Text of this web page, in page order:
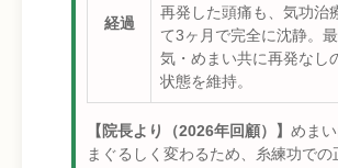
経過
再発した頭痛も、気功治
て3ヶ月で完全に沈静。
気・めまい共に再発なし
状態を維持。
【院長より（2026年回顧）】 めま
まぐるしく変わるため、糸練功での